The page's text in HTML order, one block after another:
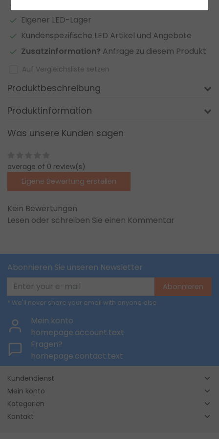
Eigener LED-Lager
Kundenspezifische LED Artikel und Angebote
Zusatzinformation? Anfrage zu diesem Produkt
Auf Vergleichsliste setzen
Produktbeschreibung
Produktinformation
Was unsere Kunden sagen
average of 0 review(s)
Eigene Bewertung erstellen
Kein Bewertungen
Lesen oder schreiben Sie einen Kommentar
Abonnieren Sie unseren Newsletter
Abonnieren
* We'll never share your email with anyone else.
Mein konto
homepage.account.text
Fragen?
homepage.contact.text
Kundendienst
Mein konto
Kategorien
Kontakt